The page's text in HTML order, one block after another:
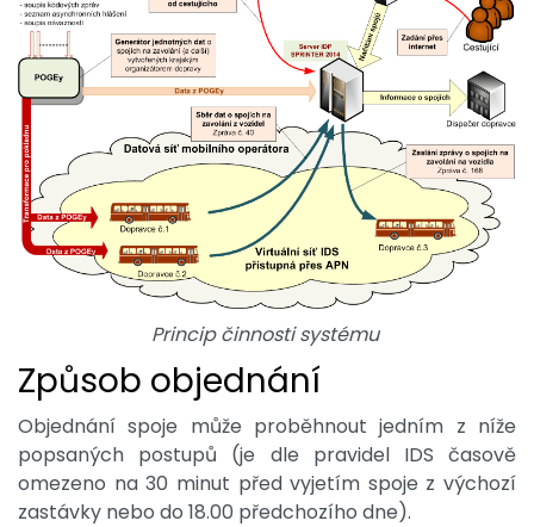
Princip činnosti systému
Způsob objednání
Objednání spoje může proběhnout jedním z níže
popsaných postupů (je dle pravidel IDS časově
omezeno na 30 minut před vyjetím spoje z výchozí
zastávky nebo do 18.00 předchozího dne).